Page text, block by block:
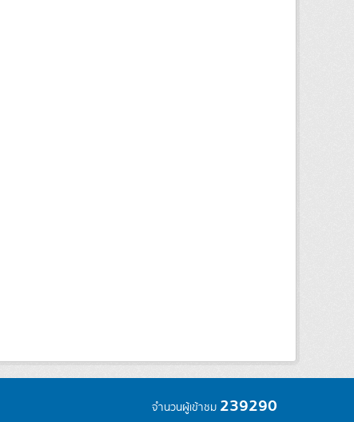
จำนวนผู้เข้าชม 239290